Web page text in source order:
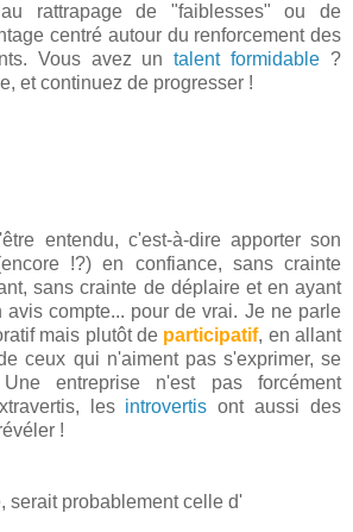
rattrapage de "faiblesses" ou de
centré autour du renforcement des
Vous avez untalent formidable ?
et continuez de progresser !
entendu, c'est-à-dire apporter son
!?) en confiance, sans crainte
sans crainte de déplaire et en ayant
avis compte... pour de vrai. Je ne parle
mais plutôt de participatif, en allant
ceux qui n'aiment pas s'exprimer, se
entreprise n'est pas forcément
les introvertis ont aussi des
!
serait probablement celle d'